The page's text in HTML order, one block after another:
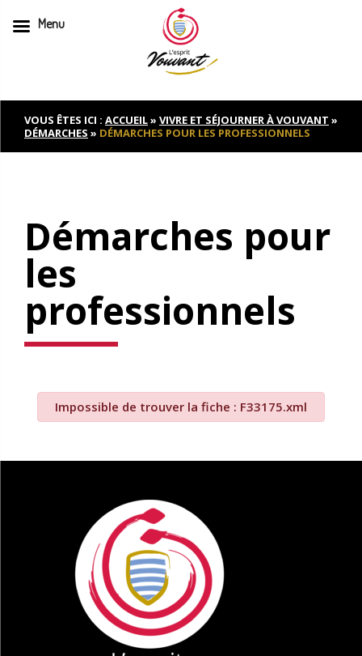
to
contentVOUS ÊTES ICI : ACCUEIL» VIVRE ET SÉJOURNER À VOUVANT »
DÉMARCHES » DÉMARCHES POUR LES PROFESSIONNELS
Démarches pour
les
professionnels
Impossible de trouver la fiche : F33175.xml
Menu